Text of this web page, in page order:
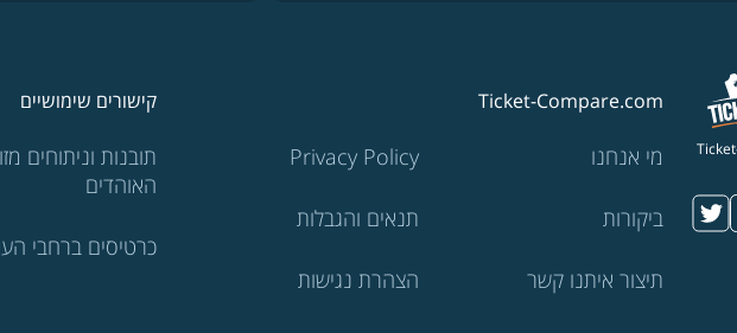
Ticket-Compare.com
מי אנחנו
ביקורות
תיצור איתנו קשר
Privacy Policy
תנאים והגבלות
הצהרת נגישות
קישורים שימושיים
תובנות וניתוחים
האוהדים
כרטיסים ברחבי